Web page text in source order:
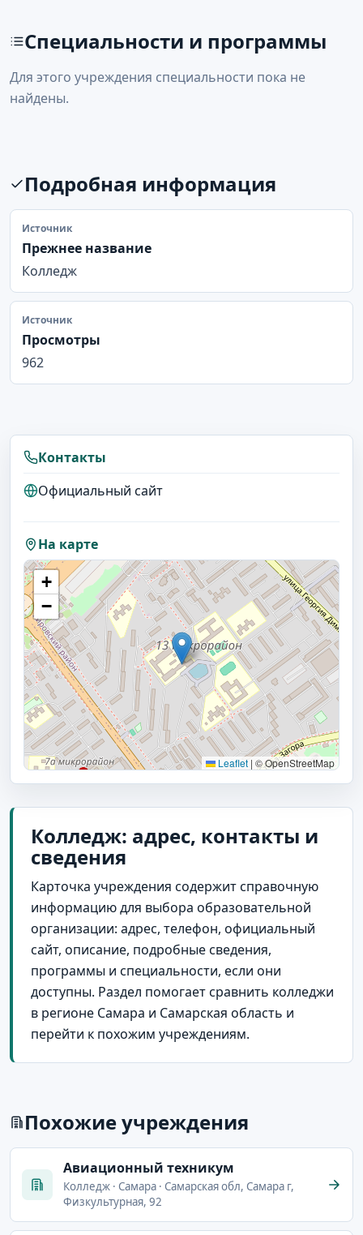
Специальности и программы
Для этого учреждения специальности пока не
найдены.
Подробная информация
Источник
Прежнее название
Колледж
Источник
Просмотры
962
Контакты
Официальный сайт
На карте
+
−
Leaflet | © OpenStreetMap
Колледж: адрес, контакты и
сведения
Карточка учреждения содержит справочную
информацию для выбора образовательной
организации: адрес, телефон, официальный
сайт, описание, подробные сведения,
программы и специальности, если они
доступны. Раздел помогает сравнить колледжи
в регионе Самара и Самарская область и
перейти к похожим учреждениям.
Похожие учреждения
Авиационный техникум
Колледж · Самара · Самарская обл, Самара г,
Физкультурная, 92